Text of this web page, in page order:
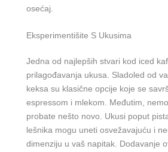
osećaj.
Eksperimentišite S Ukusima
Jedna od najlepših stvari kod iced
prilagođavanja ukusa. Sladoled od
keksa su klasične opcije koje se
espressom i mlekom. Međutim,
probate nešto novo. Ukusi poput
lešnika mogu uneti osvežavajuću i
dimenziju u vaš napitak. Dodavanje